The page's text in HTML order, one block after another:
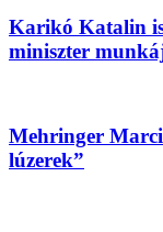
Karikó Katalin is
miniszter
Mehringer
lúzerek”